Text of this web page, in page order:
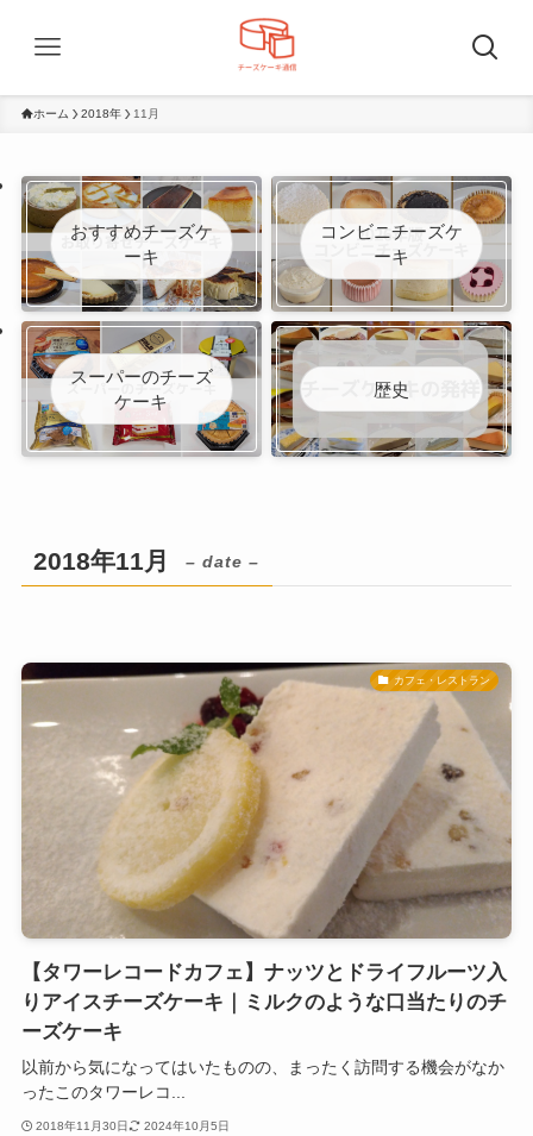
ホーム 2018年 11月
おすすめチーズケ
ーキ
コンビニチーズケ
ーキ
スーパーのチーズ
ケーキ
歴史
2018年11月 – date –
カフェ・レストラン
【タワーレコードカフェ】ナッツとドライフルーツ入
りアイスチーズケーキ｜ミルクのような口当たりのチ
ーズケーキ
以前から気になってはいたものの、まったく訪問する機会がなか
ったこのタワーレコ...
2018年11月30日 2024年10月5日